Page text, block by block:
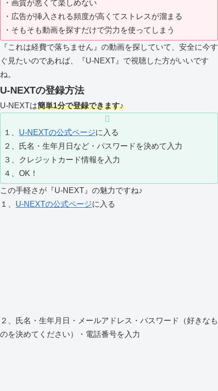
・画質が悪くて楽しめない
・広告が挿入される頻度が高くてストレスが溜まる
・そもそも動画を探すだけで労力を使ってしまう
『これは経費で落ちません』の動画を探していて、安全に今す
ぐ見たいのであれば、『U-NEXT』で視聴した方がいいです
ね。
U-NEXTの登録方法
U-NEXTは簡単1分で登録できます♪
１、 U-NEXTの公式ページに入る
２、氏名・生年月日など・パスワードを決めて入力
３、クレジットカード情報を入力
４、OK！
この手軽さが『U-NEXT』の魅力ですね♪
１、 U-NEXTの公式ページに入る
２、氏名・生年月日・メールアドレス・パスワード（好きなも
のを決めてください）・電話番号を入力